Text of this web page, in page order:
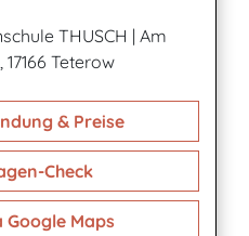
THUSCH | Am
Teterow
& Preise
Check
Google Maps